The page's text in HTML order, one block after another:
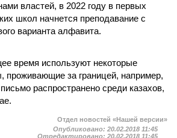
властей, в 2022 году в первых
школ начнется преподавание с
варианта алфавита.
время используют некоторые
проживающие за границей, например,
распространено среди казахов,
Отдел новостей «Нашей версии»
Опубликовано: 20.02.2018 11:45
Отредактировано: 20.02.2018 11:45